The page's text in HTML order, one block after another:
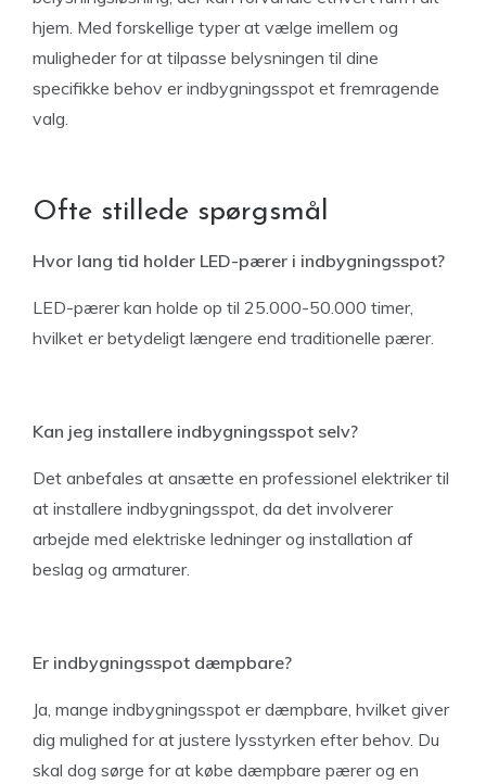
hjem. Med forskellige typer at vælge imellem og
muligheder for at tilpasse belysningen til dine
specifikke behov er indbygningsspot et fremragende
valg.
Ofte stillede spørgsmål
Hvor lang tid holder LED-pærer i indbygningsspot?
LED-pærer kan holde op til 25.000-50.000 timer,
hvilket er betydeligt længere end traditionelle pærer.
Kan jeg installere indbygningsspot selv?
Det anbefales at ansætte en professionel elektriker til
at installere indbygningsspot, da det involverer
arbejde med elektriske ledninger og installation af
beslag og armaturer.
Er indbygningsspot dæmpbare?
Ja, mange indbygningsspot er dæmpbare, hvilket giver
dig mulighed for at justere lysstyrken efter behov. Du
skal dog sørge for at købe dæmpbare pærer og en